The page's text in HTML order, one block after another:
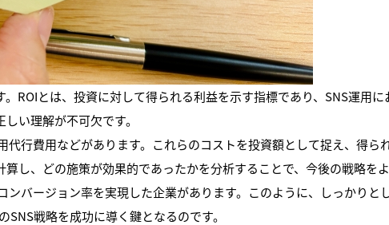
ROIとは、投資に対して得られる利益を示す指標であり、SNS運用
い理解が不可欠です。
行費用などがあります。これらのコストを投資額として捉え、得ら
し、どの施策が効果的であったかを分析することで、今後の戦略をよ
バージョン率を実現した企業があります。このように、しっかりと
戦略を成功に導く鍵となるのです。